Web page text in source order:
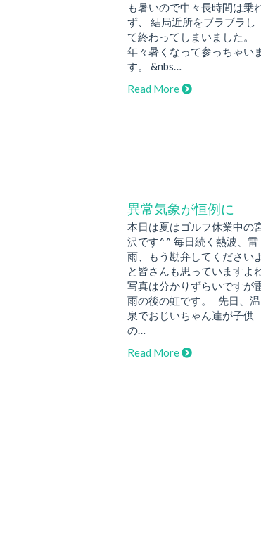
も暑いので中々長時間は乗
ず、 結局近所をブラブラし
て終わってしまいました。
年々暑くなって参っちゃい
す。 &nbs…
Read More
異常気象が恒例に
本日は夏はゴルフ休業中の
沢です^^ 毎日続く熱波、雷
雨、もう勘弁してください
と皆さんも思っていますよ
写真は分かりずらいですが
雨の後の虹です。 先日、温
泉でおじいちゃん達が子供
の…
Read More